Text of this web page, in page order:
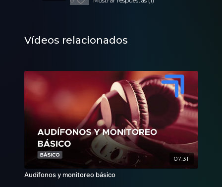
Vídeos relacionados
07:31
Audífonos y monitoreo básico